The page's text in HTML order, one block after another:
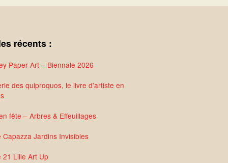
récents :
Paper Art – Biennale 2026
des quiproquos, le livre d’artiste en
fête – Arbres & Effeuillages
Capazza Jardins Invisibles
21 Lille Art Up